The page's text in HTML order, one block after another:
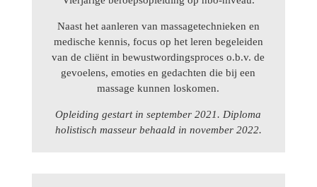
Naast het aanleren van massagetechnieken en
medische kennis, focus op het leren begeleiden
van de cliënt in bewustwordingsproces o.b.v. de
gevoelens, emoties en gedachten die bij een
massage kunnen loskomen.
Opleiding gestart in september 2021. Diploma
holistisch masseur behaald in november 2022.